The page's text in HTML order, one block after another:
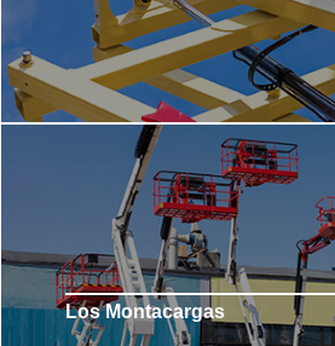
Los Montacargas